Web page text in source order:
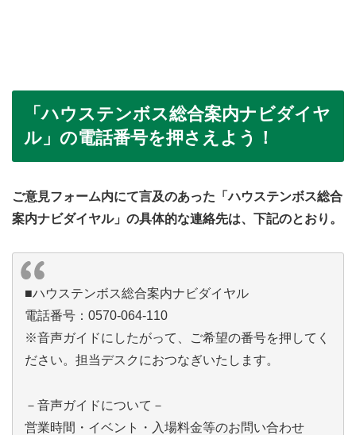
「ハウステンボス総合案内ナビダイヤ
ル」の電話番号を押さえよう！
ご意見フォーム内にて言及のあった「ハウステンボス総合
案内ナビダイヤル」の具体的な連絡先は、下記のとおり。
■ハウステンボス総合案内ナビダイヤル
電話番号：0570-064-110
※音声ガイドにしたがって、ご希望の番号を押してく
ださい。担当デスクにおつなぎいたします。
－音声ガイドについて－
営業時間・イベント・入場料金等のお問い合わせ